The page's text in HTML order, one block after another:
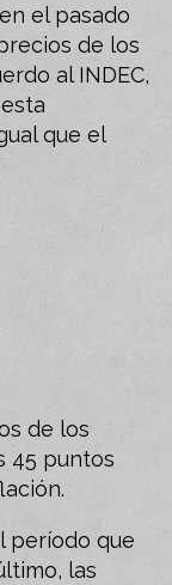
el pasado
de los
al INDEC,
que el
de los
45 puntos
período que
las